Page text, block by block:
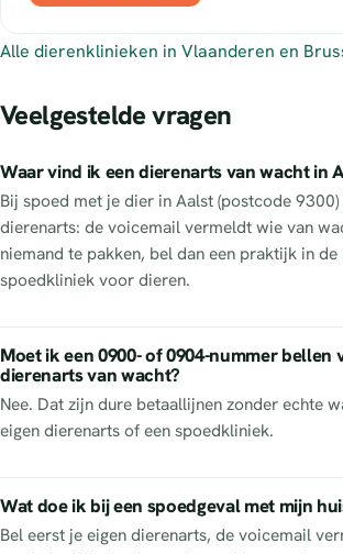
Alle dierenklinieken in Vlaanderen en
Veelgestelde vragen
Waar vind ik een dierenarts van wacht in
Bij spoed met je dier in Aalst (postcode
dierenarts: de voicemail vermeldt wie van
niemand te pakken, bel dan een praktijk in
spoedkliniek voor dieren.
Moet ik een 0900- of 0904-nummer bellen
dierenarts van wacht?
Nee. Dat zijn dure betaallijnen zonder echte
eigen dierenarts of een spoedkliniek.
Wat doe ik bij een spoedgeval met mijn
Bel eerst je eigen dierenarts, de voicemail